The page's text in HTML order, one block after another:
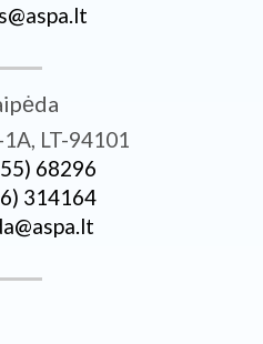
LT-94101
68296
314164